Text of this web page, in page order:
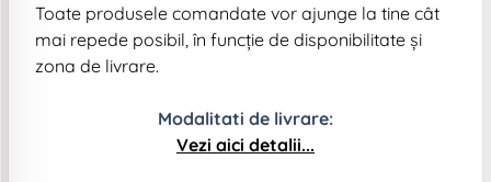
Toate produsele comandate vor ajunge la tine cât
mai repede posibil, în funcție de disponibilitate și
zona de livrare.
Modalitati de livrare:
Vezi aici detalii...